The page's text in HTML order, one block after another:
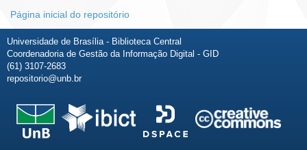
Página inicial do repositório
Universidade de Brasília - Biblioteca Central
Coordenadoria de Gestão da Informação Digital - GID
(61) 3107-2683
repositorio@unb.br